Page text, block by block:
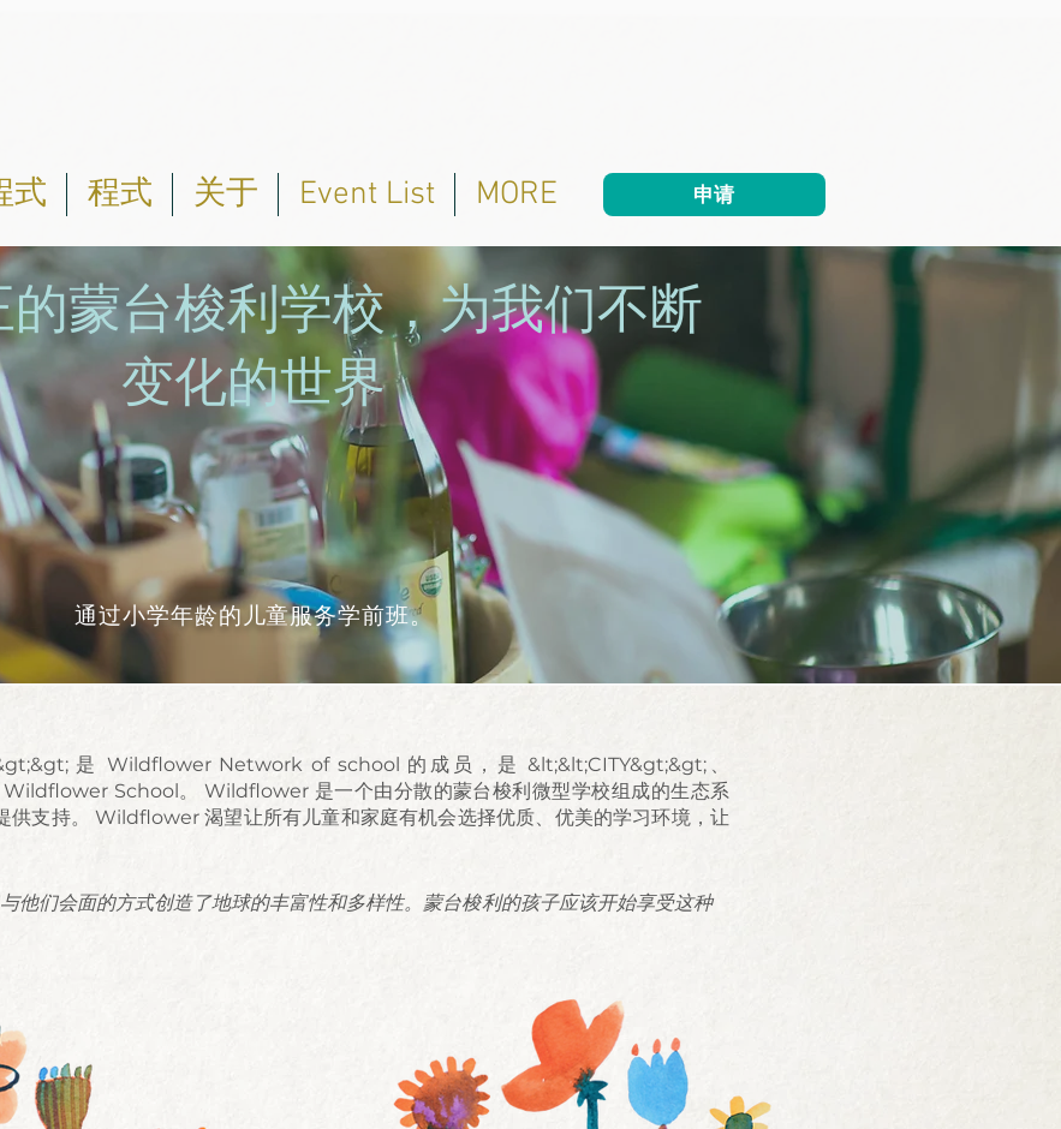
式 程式 关于 Event List MORE 申请
的蒙台梭利学校，为我们不断
变化的世界
通过小学年龄的儿童服务学前班。
是 Wildflower Network of school 的成员，是 &lt;&lt;CITY&gt;&gt;、
Wildflower School。 Wildflower 是一个由分散的蒙台梭利微型学校组成的生态系
供支持。 Wildflower 渴望让所有儿童和家庭有机会选择优质、优美的学习环境，让
他们会面的方式创造了地球的丰富性和多样性。蒙台梭利的孩子应该开始享受这种